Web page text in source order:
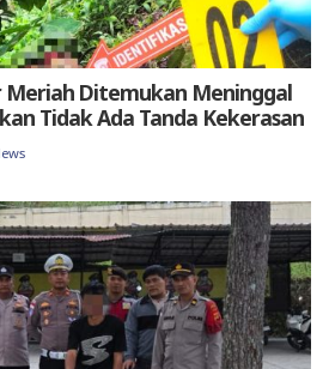
Meriah Ditemukan Meninggal
Tidak Ada Tanda Kekerasan